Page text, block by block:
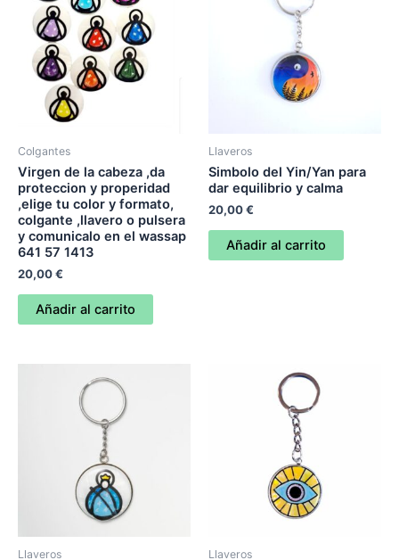
Colgantes
Virgen de la cabeza ,da
proteccion y properidad
,elige tu color y formato,
colgante ,llavero o pulsera
y comunicalo en el wassap
641 57 1413
20,00€
Añadir al carrito
Llaveros
Simbolo del Yin/Yan para
dar equilibrio y calma
20,00€
Añadir al carrito
Llaveros Llaveros